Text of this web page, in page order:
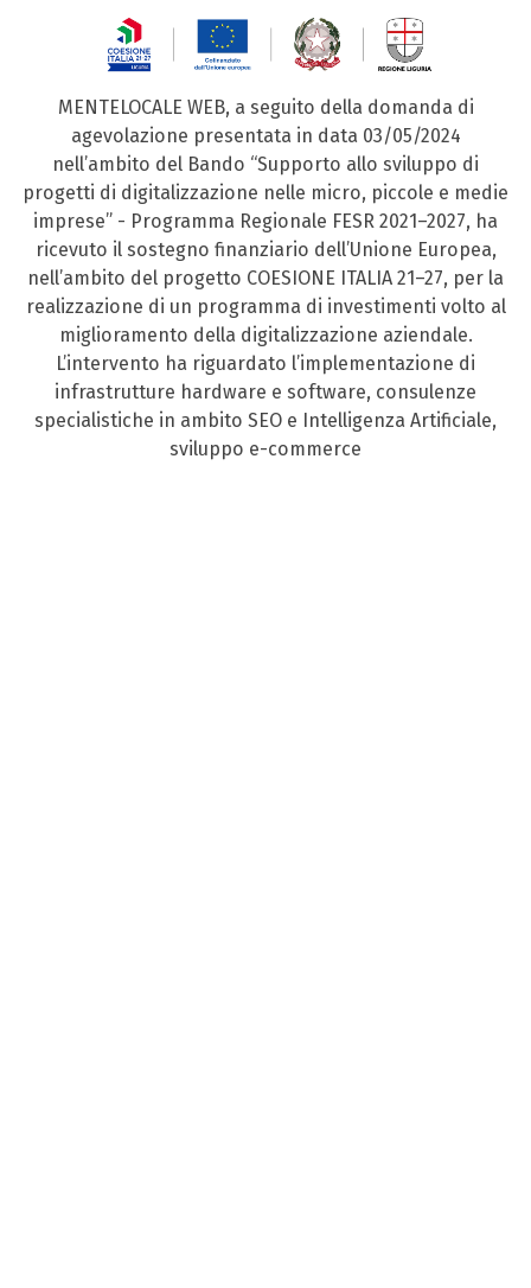
MENTELOCALE WEB, a seguito della domanda di
agevolazione presentata in data 03/05/2024
nell’ambito del Bando “Supporto allo sviluppo di
progetti di digitalizzazione nelle micro, piccole e medie
imprese” - Programma Regionale FESR 2021–2027, ha
ricevuto il sostegno finanziario dell’Unione Europea,
nell’ambito del progetto COESIONE ITALIA 21–27, per la
realizzazione di un programma di investimenti volto al
miglioramento della digitalizzazione aziendale.
L’intervento ha riguardato l’implementazione di
infrastrutture hardware e software, consulenze
specialistiche in ambito SEO e Intelligenza Artificiale,
sviluppo e-commerce